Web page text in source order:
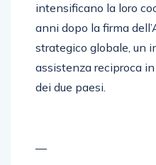
intensificano la loro
anni dopo la firma
strategico globale, un
assistenza reciproca
dei due paesi.
—